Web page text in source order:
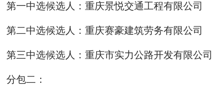
第一中选候选人：重庆景悦交通工程有限公司
第二中选候选人：重庆赛豪建筑劳务有限公司
第三中选候选人：重庆市实力公路开发有限公司
分包二：